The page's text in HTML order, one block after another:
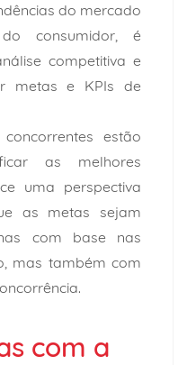
do mercado
consumidor, é
competitiva e
metas e KPIs de
estão
as melhores
uma perspectiva
as metas sejam
com base nas
mas também com
com a